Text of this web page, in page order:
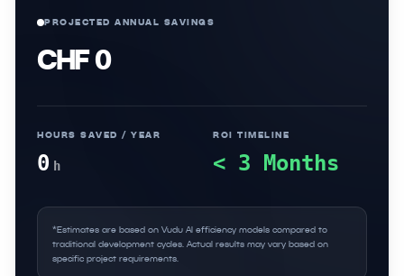
PROJECTED ANNUAL SAVINGS
CHF 0
HOURS SAVED / YEAR
0 h
ROI TIMELINE
< 3 Months
*Estimates are based on Vudu AI efficiency models compared to
traditional development cycles. Actual results may vary based on
specific project requirements.